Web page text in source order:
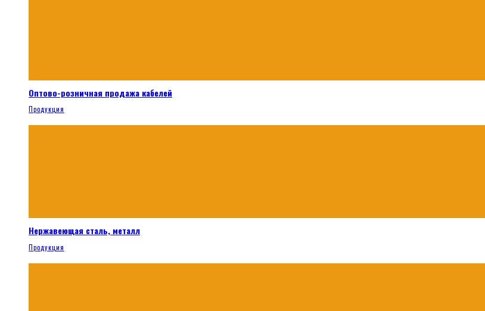
Оптово-розничная продажа кабелей
Продукция
Нержавеющая сталь, металл
Продукция